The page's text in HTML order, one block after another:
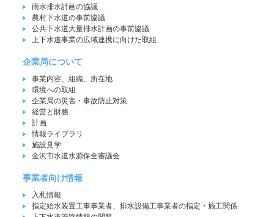
雨水排水計画の協議
農村下水道の事前協議
公共下水道大量排水計画の事前協議
上下水道事業の広域連携に向けた取組
企業局について
事業内容、組織、所在地
環境への取組
企業局の災害・事故防止対策
経営と財務
計画
情報ライブラリ
施設見学
金沢市水道水源保全審議会
事業者向け情報
入札情報
指定給水装置工事事業者、排水設備工事業者の指定・施工関係